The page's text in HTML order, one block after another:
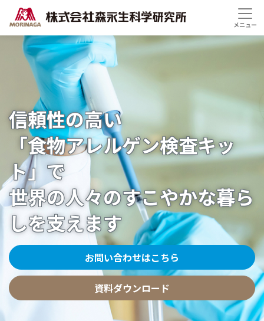
信頼性の高い
「食物アレルゲン検査キッ
ト」で
世界の人々のすこやかな暮ら
しを支えます
お問い合わせはこちら
資料ダウンロード
信頼性の高い
「食物アレルゲン検査キッ
ト」で
世界の人々のすこやかな暮ら
しを支えます
お問い合わせはこちら
資料ダウンロード
信頼性の高い
「食物アレルゲン検査キッ
ト」で
世界の人々のすこやかな暮ら
しを支えます
お問い合わせはこちら
資料ダウンロード
信頼性の高い
「食物アレルゲン検査キッ
ト」で
世界の人々のすこやかな暮ら
しを支えます
お問い合わせはこちら
資料ダウンロード
信頼性の高い
「食物アレルゲン検査キッ
ト」で
世界の人々のすこやかな暮ら
しを支えます
お問い合わせはこちら
資料ダウンロード